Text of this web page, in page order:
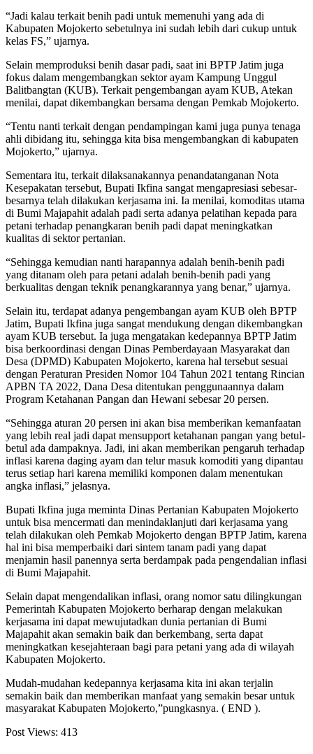
“Jadi kalau terkait benih padi untuk memenuhi yang ada di
Kabupaten Mojokerto sebetulnya ini sudah lebih dari cukup untuk
kelas FS,” ujarnya.
Selain memproduksi benih dasar padi, saat ini BPTP Jatim juga
fokus dalam mengembangkan sektor ayam Kampung Unggul
Balitbangtan (KUB). Terkait pengembangan ayam KUB, Atekan
menilai, dapat dikembangkan bersama dengan Pemkab Mojokerto.
“Tentu nanti terkait dengan pendampingan kami juga punya tenaga
ahli dibidang itu, sehingga kita bisa mengembangkan di kabupaten
Mojokerto,” ujarnya.
Sementara itu, terkait dilaksanakannya penandatanganan Nota
Kesepakatan tersebut, Bupati Ikfina sangat mengapresiasi sebesar-
besarnya telah dilakukan kerjasama ini. Ia menilai, komoditas utama
di Bumi Majapahit adalah padi serta adanya pelatihan kepada para
petani terhadap penangkaran benih padi dapat meningkatkan
kualitas di sektor pertanian.
“Sehingga kemudian nanti harapannya adalah benih-benih padi
yang ditanam oleh para petani adalah benih-benih padi yang
berkualitas dengan teknik penangkarannya yang benar,” ujarnya.
Selain itu, terdapat adanya pengembangan ayam KUB oleh BPTP
Jatim, Bupati Ikfina juga sangat mendukung dengan dikembangkan
ayam KUB tersebut. Ia juga mengatakan kedepannya BPTP Jatim
bisa berkoordinasi dengan Dinas Pemberdayaan Masyarakat dan
Desa (DPMD) Kabupaten Mojokerto, karena hal tersebut sesuai
dengan Peraturan Presiden Nomor 104 Tahun 2021 tentang Rincian
APBN TA 2022, Dana Desa ditentukan penggunaannya dalam
Program Ketahanan Pangan dan Hewani sebesar 20 persen.
“Sehingga aturan 20 persen ini akan bisa memberikan kemanfaatan
yang lebih real jadi dapat mensupport ketahanan pangan yang betul-
betul ada dampaknya. Jadi, ini akan memberikan pengaruh terhadap
inflasi karena daging ayam dan telur masuk komoditi yang dipantau
terus setiap hari karena memiliki komponen dalam menentukan
angka inflasi,” jelasnya.
Bupati Ikfina juga meminta Dinas Pertanian Kabupaten Mojokerto
untuk bisa mencermati dan menindaklanjuti dari kerjasama yang
telah dilakukan oleh Pemkab Mojokerto dengan BPTP Jatim, karena
hal ini bisa memperbaiki dari sintem tanam padi yang dapat
menjamin hasil panennya serta berdampak pada pengendalian inflasi
di Bumi Majapahit.
Selain dapat mengendalikan inflasi, orang nomor satu dilingkungan
Pemerintah Kabupaten Mojokerto berharap dengan melakukan
kerjasama ini dapat mewujutadkan dunia pertanian di Bumi
Majapahit akan semakin baik dan berkembang, serta dapat
meningkatkan kesejahteraan bagi para petani yang ada di wilayah
Kabupaten Mojokerto.
Mudah-mudahan kedepannya kerjasama kita ini akan terjalin
semakin baik dan memberikan manfaat yang semakin besar untuk
masyarakat Kabupaten Mojokerto,”pungkasnya. ( END ).
Post Views: 413